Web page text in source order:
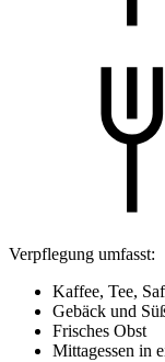
Verpflegung umfasst:
Kaffee, Tee,
Gebäck und
Frisches Obst
Mittagessen in